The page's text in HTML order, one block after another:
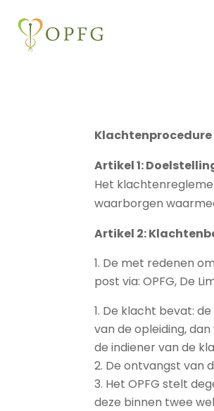
Klachtenprocedure
Artikel 1:
Het
waarborgen
Artikel 2:
De met redenen
post via: OPFG, De
De klacht bevat:
van de opleiding,
de indiener van de
De ontvangst van
Het OPFG stelt
deze binnen twee